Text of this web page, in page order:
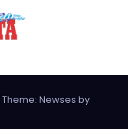
Theme: Newses by